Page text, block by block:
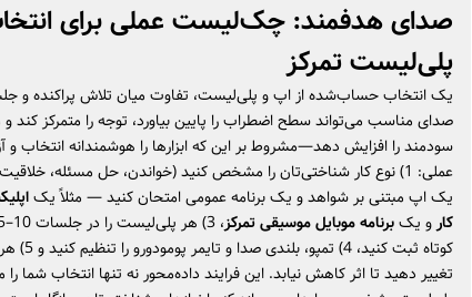
صدای هدفمند: چک‌لیست عملی برای
پلی‌لیست تمرکز
یک انتخاب حساب‌شده از اپ و پلی‌لیست، تفاوت میان تلاش پراکنده و
صدای مناسب می‌تواند سطح اضطراب را پایین بیاورد، توجه را متمرکز
سودمند را افزایش دهد—مشروط بر این که ابزارها را هوشمندانه انتخاب و
یک اپ مبتنی بر شواهد و یک برنامه عمومی امتحان کنید — مثلاً یک
کار و یکبرنامه موبایل موسیقی تمرکز
تغییر دهید تا اثر کاهش نیابد. این فرایند داده‌محور نه تنها انتخاب شما